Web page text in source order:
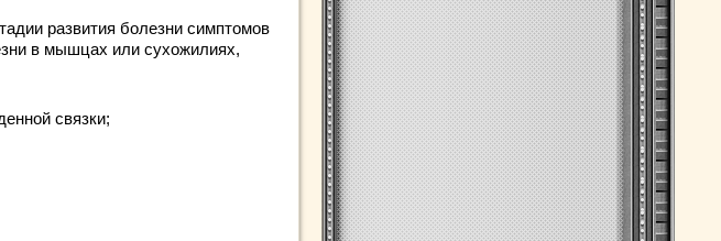
развития болезни симптомов
в мышцах или сухожилиях,
связки;